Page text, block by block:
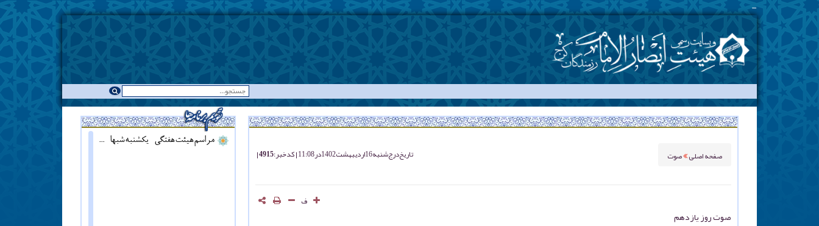
مراسم هی_
صفحه اصلی صوت تاریخ درجشنبه 16 ارديبهشت 1402 در 11:08 کد خبر : 4915
ف
صوت روز یازدهم
مراسم هیئت هفتگی - یکشنبه شبها - همزمان با نماز مغرب ::: قرائت دعای آل یاسین - پنج شنبه ها قبل از اذان مغرب ::: همه روزه نماز جماعت مغرب و عشاء برگزار میشود